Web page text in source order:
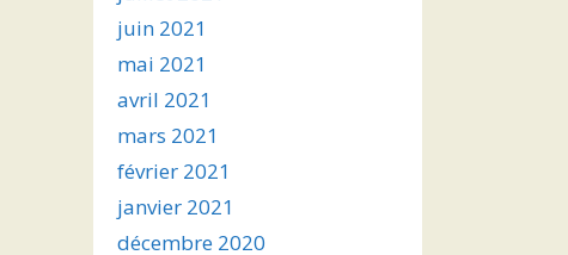
juin 2021
mai 2021
avril 2021
mars 2021
février 2021
janvier 2021
décembre 2020